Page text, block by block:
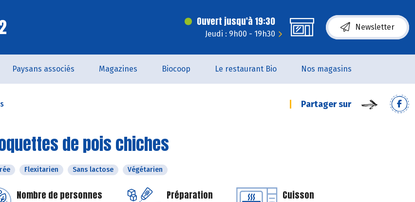
Ouvert jusqu'à 19:30
Jeudi : 9h00 - 19h30
Newsletter
Paysans associés Magazines Biocoop Le restaurant Bio Nos magasins
Partager sur
de pois chiches
Flexitarien Sans lactose Végétarien
Nombre de personnes Préparation Cuisson